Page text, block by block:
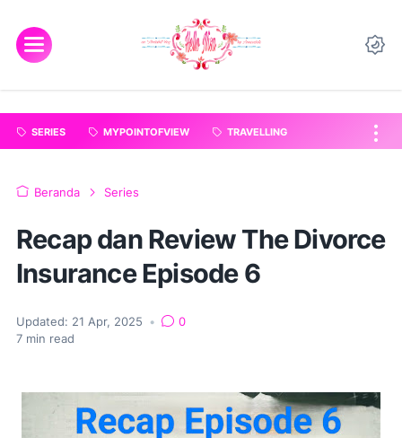
SERIES MYPOINTOFVIEW TRAVELLING
Beranda Series
Recap dan Review The Divorce
Insurance Episode 6
Updated: 21 Apr, 2025 •
0
7 min read